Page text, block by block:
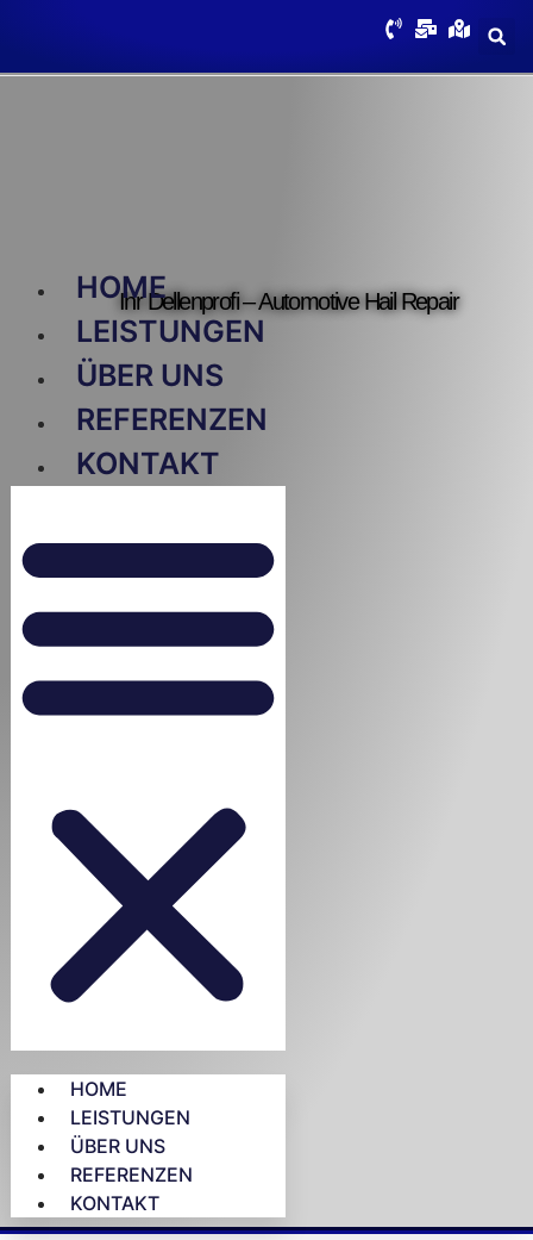
Ihr Dellenprofi – Automotive Hail Repair
HOME
LEISTUNGEN
ÜBER UNS
REFERENZEN
KONTAKT
HOME
LEISTUNGEN
ÜBER UNS
REFERENZEN
KONTAKT